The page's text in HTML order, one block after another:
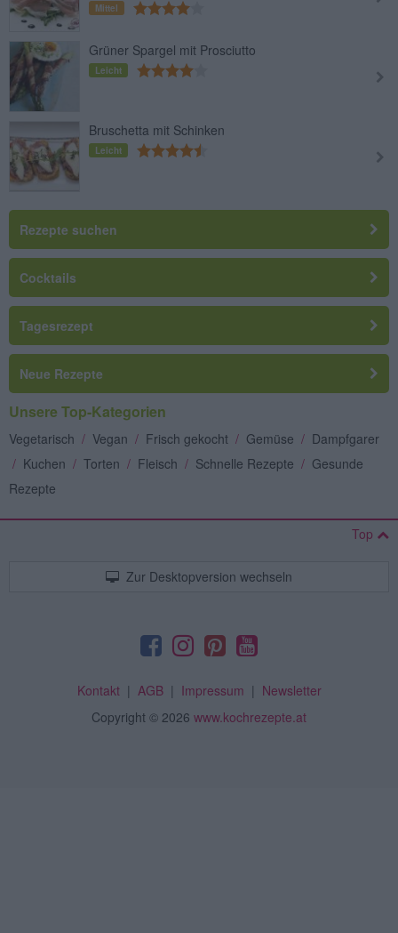
Mittel
Grüner Spargel mit Prosciutto
Leicht
Bruschetta mit Schinken
Leicht
Rezepte suchen
Cocktails
Tagesrezept
Neue Rezepte
Unsere Top-Kategorien
Vegetarisch / Vegan / Frisch gekocht / Gemüse / Dampfgarer
/ Kuchen / Torten / Fleisch / Schnelle Rezepte / Gesunde
Rezepte
Top
Zur Desktopversion wechseln
Kontakt| AGB| Impressum | Newsletter
Copyright © 2026 www.kochrezepte.at